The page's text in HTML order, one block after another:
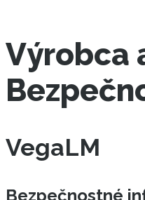
Výrobca
VegaLM
Bezpečnostné